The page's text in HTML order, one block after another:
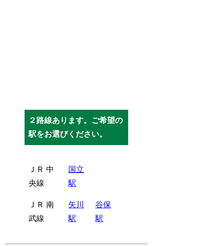
２路線あります。ご希望の
駅をお選びください。
ＪＲ 中
央線
国立
駅
ＪＲ 南
武線
矢川
駅
谷保
駅